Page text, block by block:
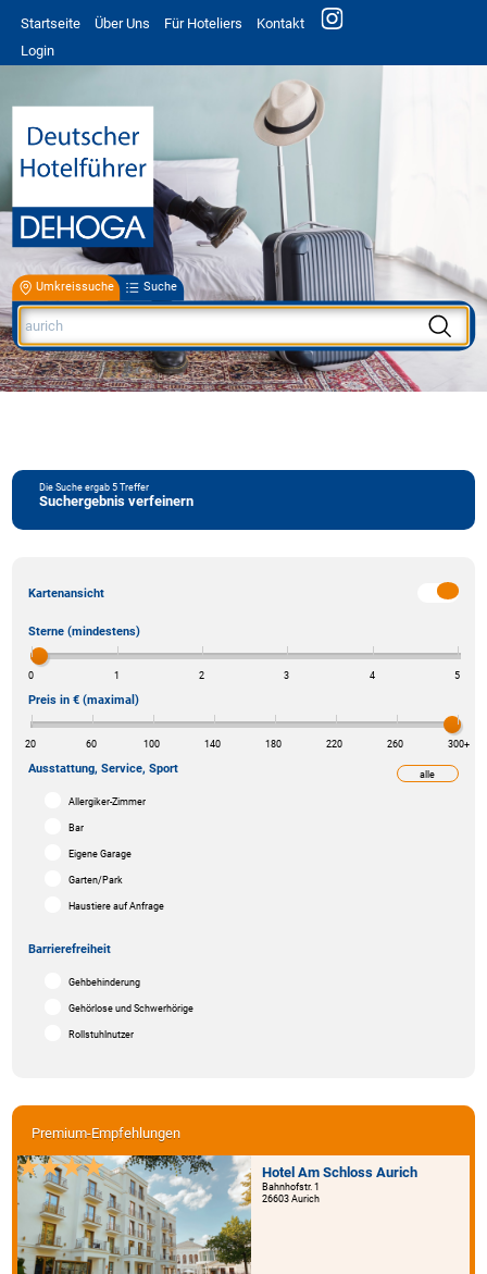
Startseite Über Uns Für Hoteliers
Kontakt
Login
Umkreissuche Suche
Premium-Empfehlungen
Hotel Am Schloss Aurich
Bahnhofstr. 1
26603 Aurich
Die Suche ergab5Treffer
Suchergebnis verfeinern
Kartenansicht
Sterne (mindestens)
0 1 2 3 4 5
Preis in € (maximal)
20 60 100 140 180 220 260 300+
alle
Ausstattung, Service, Sport
Allergiker-Zimmer
Bar
Eigene Garage
Garten/Park
Haustiere auf Anfrage
Barrierefreiheit
Gehbehinderung
Gehörlose und Schwerhörige
Rollstuhlnutzer